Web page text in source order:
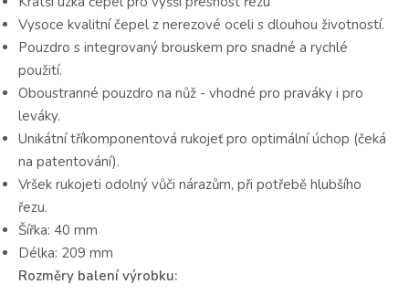
Vysoce kvalitní čepel z nerezové oceli s dlouhou životností.
Pouzdro s integrovaný brouskem pro snadné a rychlé
použití.
Oboustranné pouzdro na nůž - vhodné pro praváky i pro
leváky.
Unikátní tříkomponentová rukojeť pro optimální úchop (čeká
na patentování).
Vršek rukojeti odolný vůči nárazům, při potřebě hlubšího
řezu.
Šířka: 40 mm
Délka: 209 mm
Rozměry balení výrobku: